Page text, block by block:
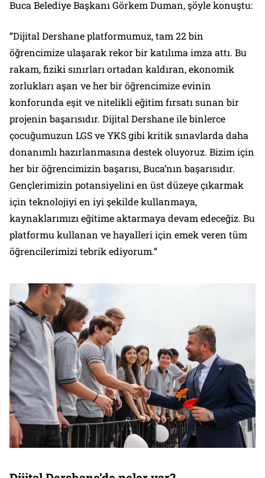
Buca Belediye Başkanı Görkem Duman, şöyle konuştu:
“Dijital Dershane platformumuz, tam 22 bin
öğrencimize ulaşarak rekor bir katılıma imza attı. Bu
rakam, fiziki sınırları ortadan kaldıran, ekonomik
zorlukları aşan ve her bir öğrencimize evinin
konforunda eşit ve nitelikli eğitim fırsatı sunan bir
projenin başarısıdır. Dijital Dershane ile binlerce
çocuğumuzun LGS ve YKS gibi kritik sınavlarda daha
donanımlı hazırlanmasına destek oluyoruz. Bizim için
her bir öğrencimizin başarısı, Buca’nın başarısıdır.
Gençlerimizin potansiyelini en üst düzeye çıkarmak
için teknolojiyi en iyi şekilde kullanmaya,
kaynaklarımızı eğitime aktarmaya devam edeceğiz. Bu
platformu kullanan ve hayalleri için emek veren tüm
öğrencilerimizi tebrik ediyorum.”